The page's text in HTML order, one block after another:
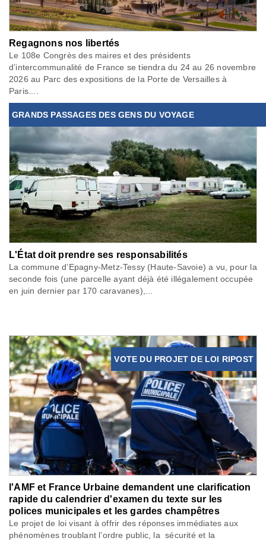
Regagnons nos libertés
Le 108e Congrès des maires et des présidents
d’intercommunalité de France se tiendra du 24 au 26 novembre
2026 au Parc des expositions de la Porte de Versailles à
Paris....
GRANDS PASSAGES DES GENS DU VOYAGE
L'État doit prendre ses responsabilités
La commune d’Epagny-Metz-Tessy (Haute-Savoie) a vu, pour la
seconde fois (une parcelle ayant déjà été illégalement occupée
en juin dernier par 170 caravanes),...
VOTE DU PROJET DE LOI RIPOST
l'AMF et France Urbaine demandent une clarification
rapide du calendrier d'examen du texte sur les
polices municipales et les gardes champêtres
Le projet de loi visant à offrir des réponses immédiates aux
phénomènes troublant l’ordre public, la sécurité et la